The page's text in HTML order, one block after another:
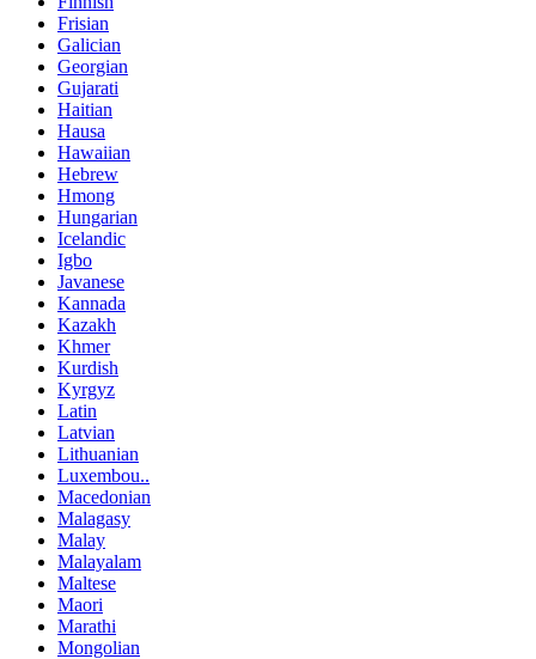
Frisian
Galician
Georgian
Gujarati
Haitian
Hausa
Hawaiian
Hebrew
Hmong
Hungarian
Icelandic
Igbo
Javanese
Kannada
Kazakh
Khmer
Kurdish
Kyrgyz
Latin
Latvian
Lithuanian
Luxembou..
Macedonian
Malagasy
Malay
Malayalam
Maltese
Maori
Marathi
Mongolian